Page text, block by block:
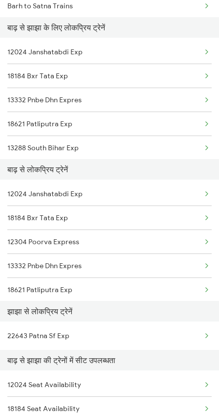
Barh to Satna Trains
Barh to Mokameh Trains
Barh to Moradabad Trains
Barh to Durg Trains
Barh to Kharsia Trains
Barh to Bhadiswar Trains
Barh to Brajrajnagar Trains
बाढ़ से झाझा के लिए लोकप्रिय ट्रेनें
12024 Janshatabdi Exp
18184 Bxr Tata Exp
13332 Pnbe Dhn Expres
18621 Patliputra Exp
13288 South Bihar Exp
12352 Rjpb Hwh Exp
13048 Vibhuti Express
बाढ़ से लोकप्रिय ट्रेनें
12024 Janshatabdi Exp
18184 Bxr Tata Exp
12304 Poorva Express
13332 Pnbe Dhn Expres
18621 Patliputra Exp
13288 South Bihar Exp
12352 Rjpb Hwh Exp
झाझा से लोकप्रिय ट्रेनें
22643 Patna Sf Exp
बाढ़ से झाझा की ट्रेनों में सीट उपलब्धता
12024 Seat Availability
18184 Seat Availability